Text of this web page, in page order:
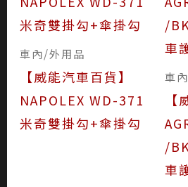
車內/外用品
【威能汽車百貨】
NAPOLEX WD-371
米奇雙掛勾+傘掛勾
車
/
車